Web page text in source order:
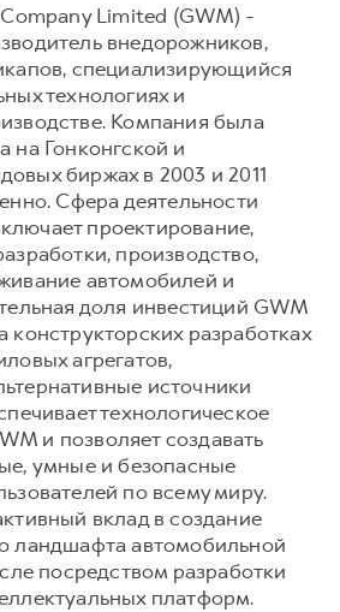
Limited (GWM) -
внедорожников,
специализирующийся
технологиях и
Компания была
на Гонконгской и
биржах в 2003 и 2011
Сфера деятельности
проектирование,
производство,
автомобилей и
доля инвестиций GWM
конструкторских разработках
агрегатов,
источники
технологическое
и позволяет создавать
умные и безопасные
по всему миру.
вклад в создание
ландшафта автомобильной
посредством разработки
платформ.